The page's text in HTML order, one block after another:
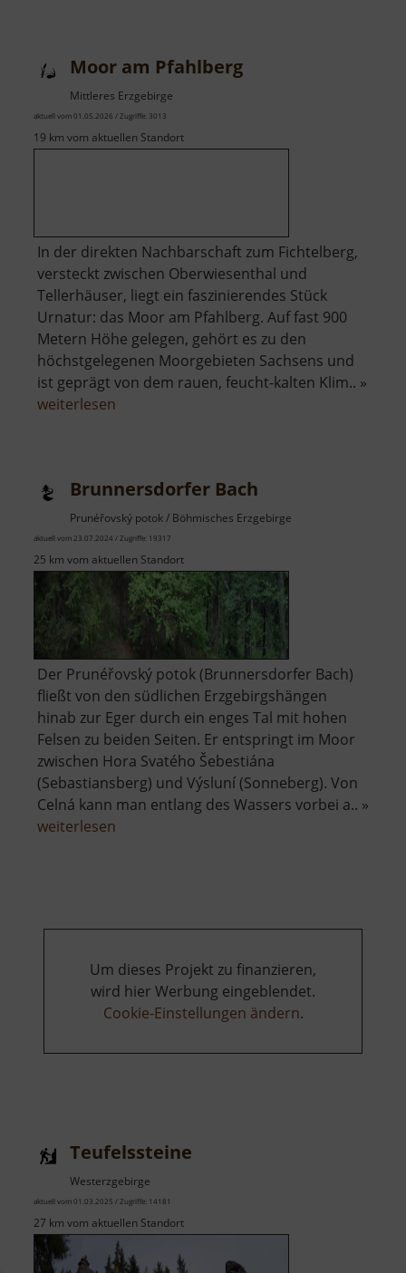
Moor am Pfahlberg
Mittleres Erzgebirge
aktuell vom 01.05.2026 / Zugriffe: 3013
19 km vom aktuellen Standort
In der direkten Nachbarschaft zum Fichtelberg,
versteckt zwischen Oberwiesenthal und
Tellerhäuser, liegt ein faszinierendes Stück
Urnatur: das Moor am Pfahlberg. Auf fast 900
Metern Höhe gelegen, gehört es zu den
höchstgelegenen Moorgebieten Sachsens und
ist geprägt von dem rauen, feucht-kalten Klim.. »
weiterlesen
Brunnersdorfer Bach
Prunéřovský potok / Böhmisches Erzgebirge
aktuell vom 23.07.2024 / Zugriffe: 19317
25 km vom aktuellen Standort
Der Prunéřovský potok (Brunnersdorfer Bach)
fließt von den südlichen Erzgebirgshängen
hinab zur Eger durch ein enges Tal mit hohen
Felsen zu beiden Seiten. Er entspringt im Moor
zwischen Hora Svatého Šebestiána
(Sebastiansberg) und Výsluní (Sonneberg). Von
Celná kann man entlang des Wassers vorbei a.. »
weiterlesen
Um dieses Projekt zu finanzieren,
wird hier Werbung eingeblendet.
Cookie-Einstellungen ändern.
Teufelssteine
Westerzgebirge
aktuell vom 01.03.2025 / Zugriffe: 14181
27 km vom aktuellen Standort